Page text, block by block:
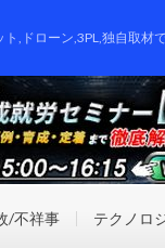
ト,ドローン,3PL,独自取材
/不祥事 テクノロ